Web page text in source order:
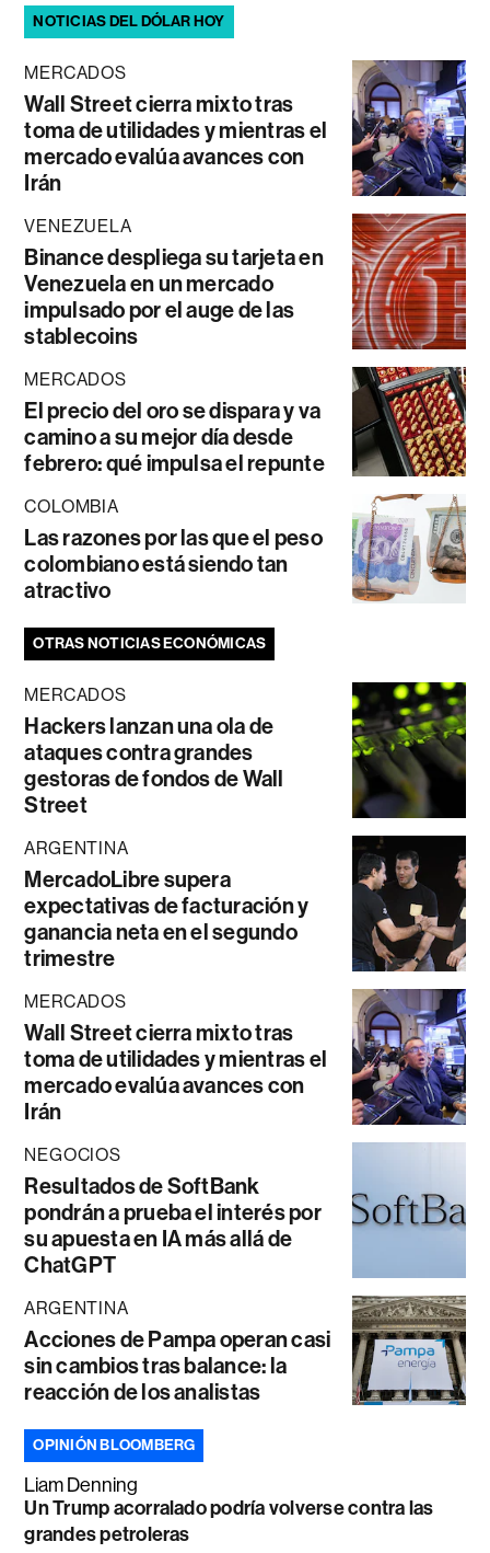
NOTICIAS DEL DÓLAR HOY
MERCADOS
Wall Street cierra mixto tras
toma de utilidades y mientras el
mercado evalúa avances con
Irán
VENEZUELA
Binance despliega su tarjeta en
Venezuela en un mercado
impulsado por el auge de las
stablecoins
MERCADOS
El precio del oro se dispara y va
camino a su mejor día desde
febrero: qué impulsa el repunte
COLOMBIA
Las razones por las que el peso
colombiano está siendo tan
atractivo
OTRAS NOTICIAS ECONÓMICAS
MERCADOS
Hackers lanzan una ola de
ataques contra grandes
gestoras de fondos de Wall
Street
ARGENTINA
MercadoLibre supera
expectativas de facturación y
ganancia neta en el segundo
trimestre
MERCADOS
Wall Street cierra mixto tras
toma de utilidades y mientras el
mercado evalúa avances con
Irán
NEGOCIOS
Resultados de SoftBank
pondrán a prueba el interés por
su apuesta en IA más allá de
ChatGPT
ARGENTINA
Acciones de Pampa operan casi
sin cambios tras balance: la
reacción de los analistas
OPINIÓN BLOOMBERG
Liam Denning
Un Trump acorralado podría volverse contra las
grandes petroleras